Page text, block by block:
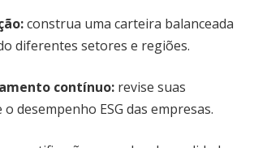
construa uma carteira balanceada
diferentes setores e regiões.
contínuo: revise suas
o desempenho ESG das empresas.